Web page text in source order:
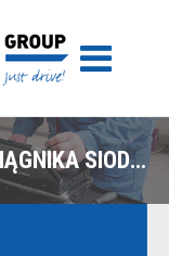
BEZGOTÓWKOWA NAPRAWA CIĄGNIKA SIODŁOWEGO DAF Z POLISY ALLIANZ W OPOLU